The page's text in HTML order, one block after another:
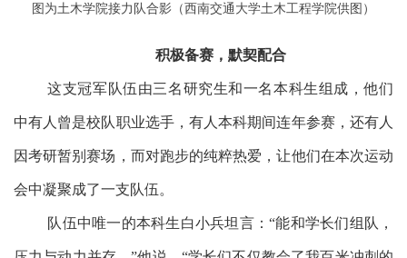
图为土木学院接力队合影（西南交通大学土木工程学院供图）
积极备赛，默契配合
这支冠军队伍由三名研究生和一名本科生组成，他们
中有人曾是校队职业选手，有人本科期间连年参赛，还有人
因考研暂别赛场，而对跑步的纯粹热爱，让他们在本次运动
会中凝聚成了一支队伍。
队伍中唯一的本科生白小兵坦言：“能和学长们组队，